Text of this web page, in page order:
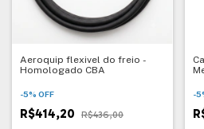
Aeroquip flexivel do freio -
Homologado CBA
-5% OFF
R$414,20 R$436,00
-5